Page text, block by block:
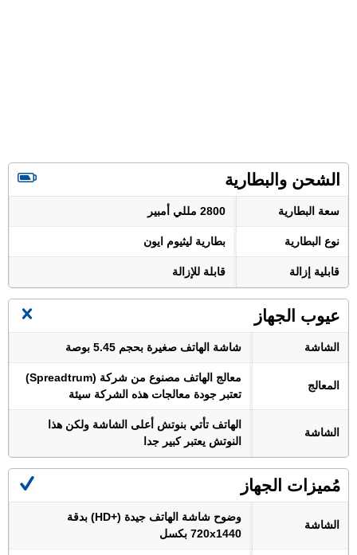
الشحن والبطارية
سعة البطارية 2800 مللي أمبير
نوع البطارية بطارية ليثيوم ايون
قابلية إزالة قابلة للإزالة
عيوب الجهاز
الشاشة شاشة الهاتف صغيرة بحجم 5.45 بوصة
المعالج
معالج الهاتف مصنوع من شركة (Spreadtrum)
تعتبر جودة معالجات هذه الشركة سيئة
الشاشة
الهاتف تأتي بنوتش أعلى الشاشة ولكن هذا
النوتش يعتبر كبير جدا
مُميزات الجهاز
الشاشة
وضوح شاشة الهاتف جيدة (+HD) بدقة
720x1440 بكسل